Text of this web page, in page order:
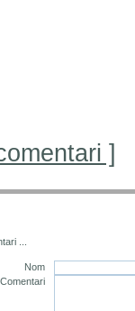
]
Nom
Comentari